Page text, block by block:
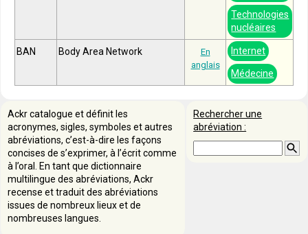
Technologies
nucléaires
BAN Body Area Network
En
anglais
Internet
Médecine
Rechercher une
abréviation :
Ackr catalogue et définit les
acronymes, sigles, symboles et autres
abréviations, c’est-à-dire les façons
concises de s’exprimer, à l’écrit comme
à l’oral. En tant que dictionnaire
multilingue des abréviations, Ackr
recense et traduit des abréviations
issues de nombreux lieux et de
nombreuses langues.